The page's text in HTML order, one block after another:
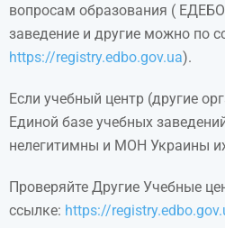
вопросам образования (
заведение и другие можно по
https://registry.edbo.gov.ua).
Если учебный центр (другие
Единой базе учебных
нелегитимны и МОН Украины
Проверяйте Другие Учебные
ссылке: https://